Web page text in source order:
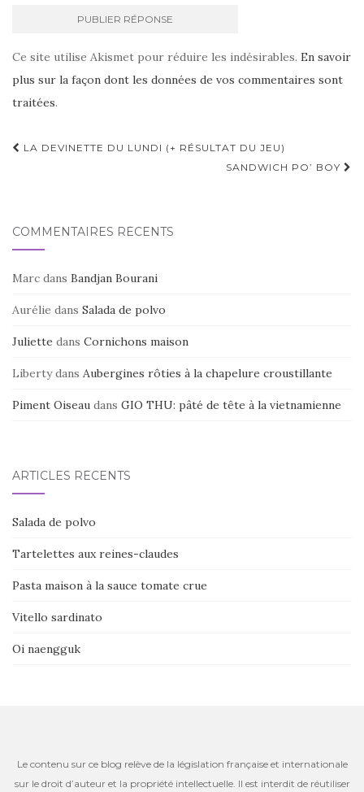
Ce site utilise Akismet pour réduire les indésirables. En savoir
plus sur la façon dont les données de vos commentaires sont
traitées.
Navigation
LA DEVINETTE DU LUNDI (+ RÉSULTAT DU JEU)
SANDWICH PO’ BOY
COMMENTAIRES RÉCENTS
Marc dans Bandjan Bourani
Aurélie dans Salada de polvo
Juliette dans Cornichons maison
Libertydans Aubergines rôties à la chapelure croustillante
Piment Oiseau dans GIO THU: pâté de tête à la vietnamienne
ARTICLES RÉCENTS
Salada de polvo
Tartelettes aux reines-claudes
Pasta maison à la sauce tomate crue
Vitello sardinato
Oi naengguk
Le contenu sur ce blog relève de la législation française et internationale
sur le droit d’auteur et la propriété intellectuelle. Il est interdit de réutiliser